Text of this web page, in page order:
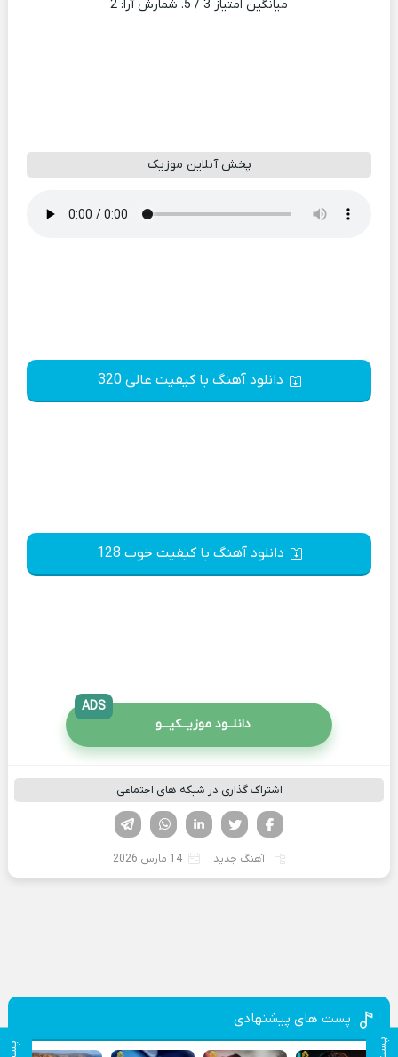
میانگین امتیاز 3 / 5. شمارش آرا: 2
پخش آنلاین موزیک
دانلود آهنگ با کیفیت عالی 320
دانلود آهنگ با کیفیت خوب 128
دانلــود موزیــکیـــو
ADS
اشتراک گذاری در شبکه های اجتماعی
لینکدین تویتر
فیسوک
آهنگ جدید 14 مارس 2026
پست های پیشنهادی